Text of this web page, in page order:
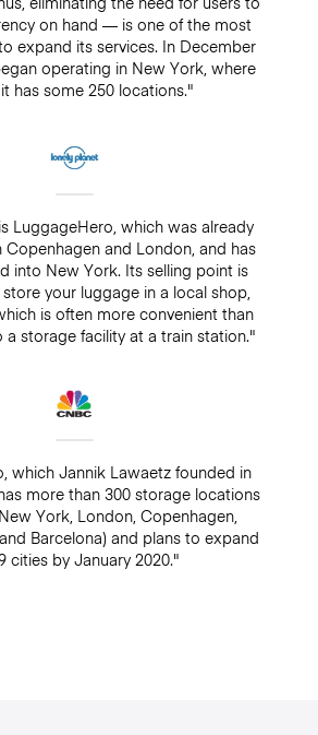
on hand — is one of the most
expand its services. In December
operating in New York, where
has some 250 locations."
LuggageHero, which was already
Copenhagen and London, and has
into New York. Its selling point is
your luggage in a local shop,
is often more convenient than
storage facility at a train station."
which Jannik Lawaetz founded in
more than 300 storage locations
York, London, Copenhagen,
Barcelona) and plans to expand
cities by January 2020."